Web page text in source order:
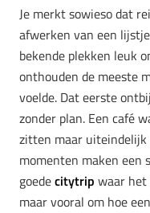
Je merkt sowieso dat
afwerken van een
bekende plekken leuk
onthouden de meeste
voelde. Dat eerste
zonder plan. Een café
zitten maar
momenten maken een
goedecitytrip waar
maar vooral om hoe